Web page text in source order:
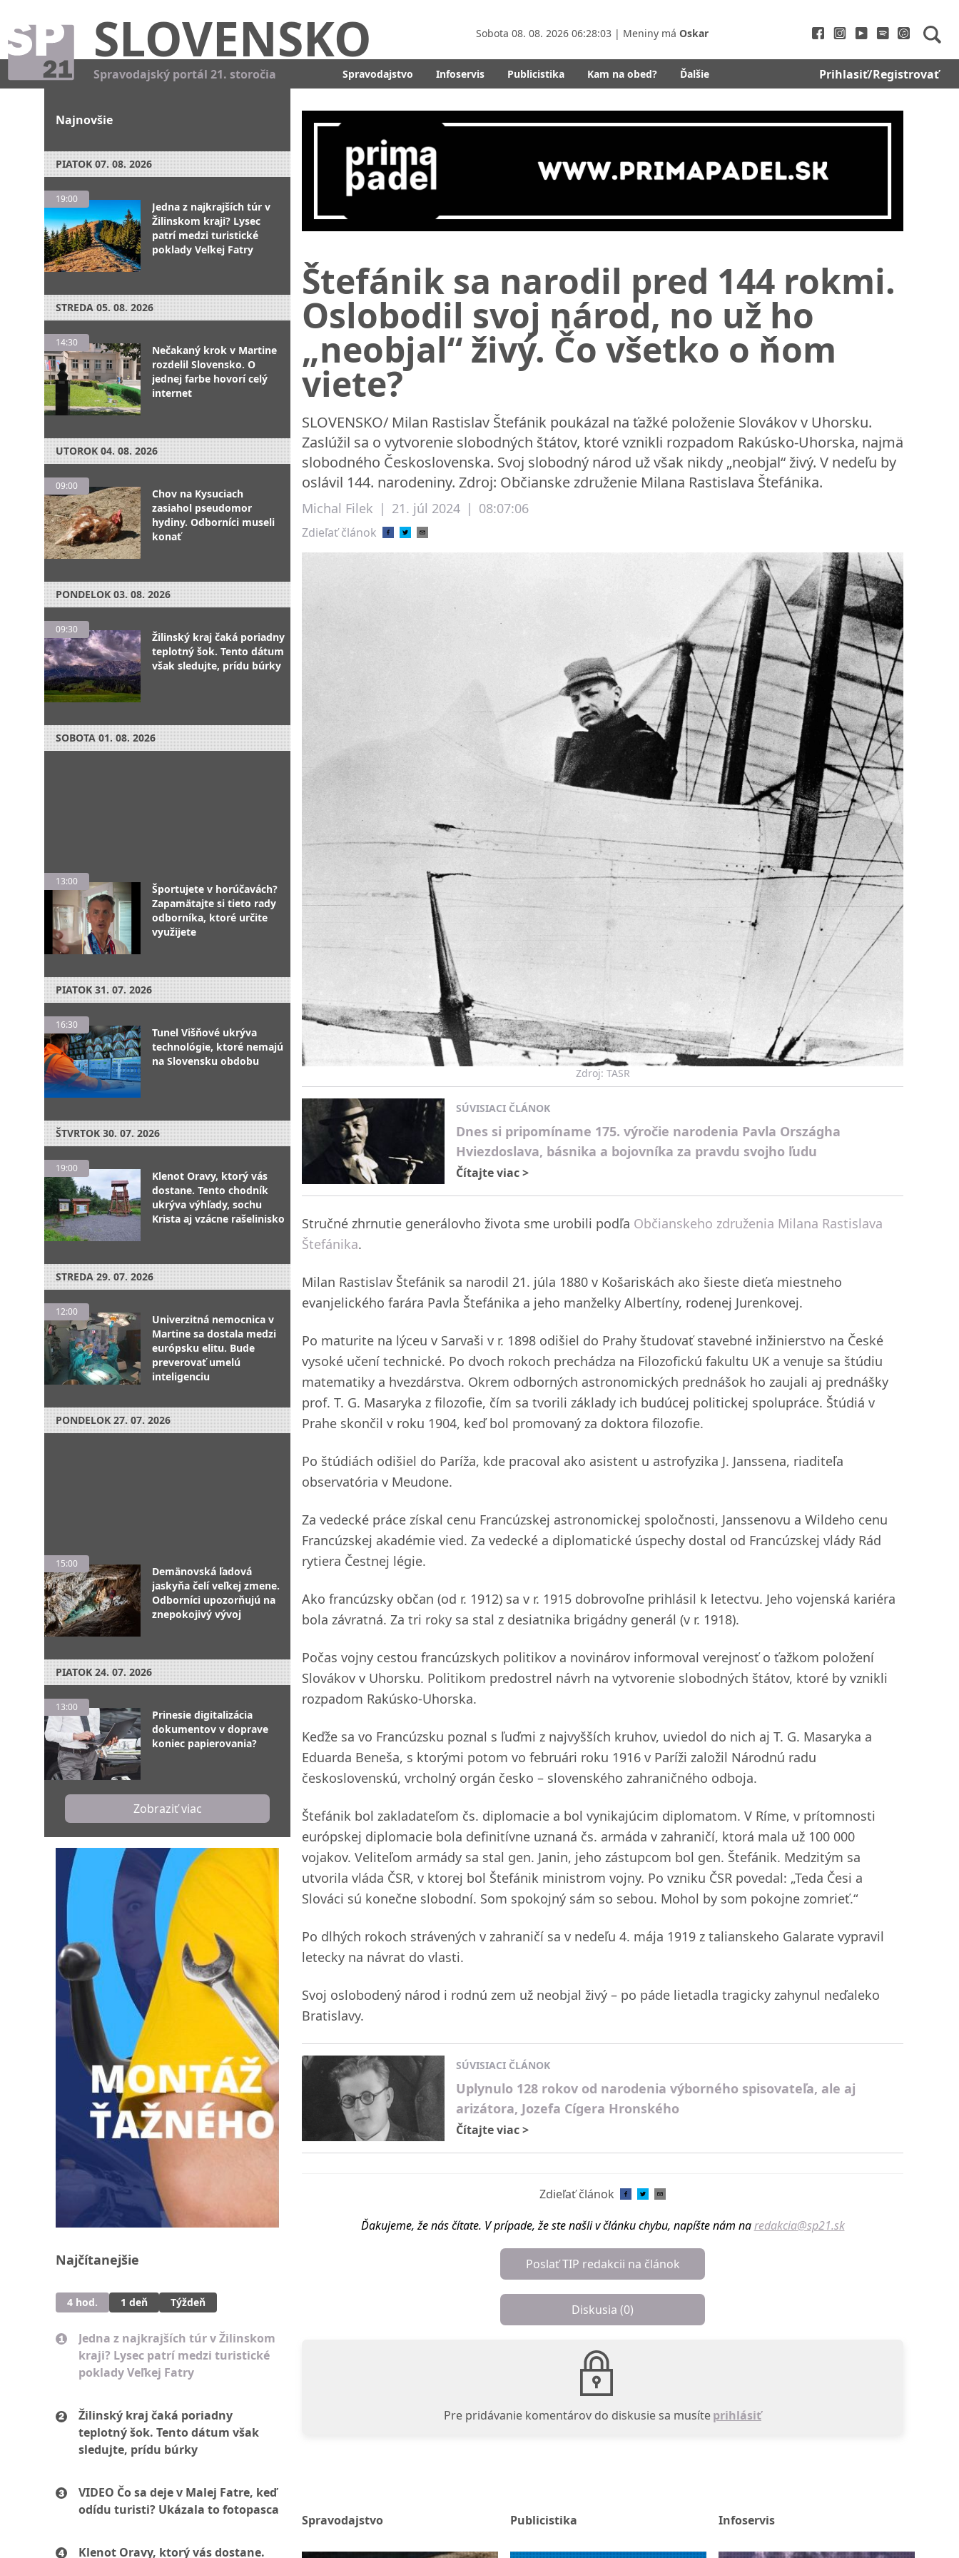
SLOVENSKO Sobota 08. 08. 2026 06:28:05 | Meniny má Oskar
Spravodajský portál 21. storočia Spravodajstvo Infoservis Publicistika Kam na obed? Ďalšie Prihlasiť/Registrovať
Najnovšie
PIATOK 07. 08. 2026
19:00
Jedna z najkrajších túr v
Žilinskom kraji? Lysec
patrí medzi turistické
poklady Veľkej Fatry
STREDA 05. 08. 2026
14:30
Nečakaný krok v Martine
rozdelil Slovensko. O
jednej farbe hovorí celý
internet
UTOROK 04. 08. 2026
09:00
Chov na Kysuciach
zasiahol pseudomor
hydiny. Odborníci museli
konať
PONDELOK 03. 08. 2026
09:30
Žilinský kraj čaká poriadny
teplotný šok. Tento dátum
však sledujte, prídu búrky
SOBOTA 01. 08. 2026
13:00
Športujete v horúčavách?
Zapamätajte si tieto rady
odborníka, ktoré určite
využijete
PIATOK 31. 07. 2026
16:30
Tunel Višňové ukrýva
technológie, ktoré nemajú
na Slovensku obdobu
ŠTVRTOK 30. 07. 2026
19:00
Klenot Oravy, ktorý vás
dostane. Tento chodník
ukrýva výhľady, sochu
Krista aj vzácne rašelinisko
STREDA 29. 07. 2026
12:00
Univerzitná nemocnica v
Martine sa dostala medzi
európsku elitu. Bude
preverovať umelú
inteligenciu
PONDELOK 27. 07. 2026
15:00
Demänovská ľadová
jaskyňa čelí veľkej zmene.
Odborníci upozorňujú na
znepokojivý vývoj
PIATOK 24. 07. 2026
13:00
Prinesie digitalizácia
dokumentov v doprave
koniec papierovania?
Zobraziť viac
Najčítanejšie
4 hod. 1 deň Týždeň
Jedna z najkrajších túr v Žilinskom
kraji? Lysec patrí medzi turistické
poklady Veľkej Fatry
Žilinský kraj čaká poriadny
teplotný šok. Tento dátum však
sledujte, prídu búrky
VIDEO Čo sa deje v Malej Fatre, keď
odídu turisti? Ukázala to fotopasca
Klenot Oravy, ktorý vás dostane.
Štefánik sa narodil pred 144 rokmi.
Oslobodil svoj národ, no už ho
„neobjal“ živý. Čo všetko o ňom
viete?
SLOVENSKO/ Milan Rastislav Štefánik poukázal na ťažké položenie Slovákov v Uhorsku.
Zaslúžil sa o vytvorenie slobodných štátov, ktoré vznikli rozpadom Rakúsko-Uhorska, najmä
slobodného Československa. Svoj slobodný národ už však nikdy „neobjal“ živý. V nedeľu by
oslávil 144. narodeniny. Zdroj: Občianske združenie Milana Rastislava Štefánika.
Michal Filek | 21. júl 2024 | 08:07:06
Zdieľať článok
Zdroj: TASR
SÚVISIACI ČLÁNOK
Dnes si pripomíname 175. výročie narodenia Pavla Országha
Hviezdoslava, básnika a bojovníka za pravdu svojho ľudu
Čítajte viac>
Stručné zhrnutie generálovho života sme urobili podľa Občianskeho združenia Milana Rastislava
Štefánika.
Milan Rastislav Štefánik sa narodil 21. júla 1880 v Košariskách ako šieste dieťa miestneho
evanjelického farára Pavla Štefánika a jeho manželky Albertíny, rodenej Jurenkovej.
Po maturite na lýceu v Sarvaši v r. 1898 odišiel do Prahy študovať stavebné inžinierstvo na České
vysoké učení technické. Po dvoch rokoch prechádza na Filozofickú fakultu UK a venuje sa štúdiu
matematiky a hvezdárstva. Okrem odborných astronomických prednášok ho zaujali aj prednášky
prof. T. G. Masaryka z filozofie, čím sa tvorili základy ich budúcej politickej spolupráce. Štúdiá v
Prahe skončil v roku 1904, keď bol promovaný za doktora filozofie.
Po štúdiách odišiel do Paríža, kde pracoval ako asistent u astrofyzika J. Janssena, riaditeľa
observatória v Meudone.
Za vedecké práce získal cenu Francúzskej astronomickej spoločnosti, Janssenovu a Wildeho cenu
Francúzskej akadémie vied. Za vedecké a diplomatické úspechy dostal od Francúzskej vlády Rád
rytiera Čestnej légie.
Ako francúzsky občan (od r. 1912) sa v r. 1915 dobrovoľne prihlásil k letectvu. Jeho vojenská kariéra
bola závratná. Za tri roky sa stal z desiatnika brigádny generál (v r. 1918).
Počas vojny cestou francúzskych politikov a novinárov informoval verejnosť o ťažkom položení
Slovákov v Uhorsku. Politikom predostrel návrh na vytvorenie slobodných štátov, ktoré by vznikli
rozpadom Rakúsko-Uhorska.
Keďže sa vo Francúzsku poznal s ľuďmi z najvyšších kruhov, uviedol do nich aj T. G. Masaryka a
Eduarda Beneša, s ktorými potom vo februári roku 1916 v Paríži založil Národnú radu
československú, vrcholný orgán česko – slovenského zahraničného odboja.
Štefánik bol zakladateľom čs. diplomacie a bol vynikajúcim diplomatom. V Ríme, v prítomnosti
európskej diplomacie bola definitívne uznaná čs. armáda v zahraničí, ktorá mala už 100 000
vojakov. Veliteľom armády sa stal gen. Janin, jeho zástupcom bol gen. Štefánik. Medzitým sa
utvorila vláda ČSR, v ktorej bol Štefánik ministrom vojny. Po vzniku ČSR povedal: „Teda Česi a
Slováci sú konečne slobodní. Som spokojný sám so sebou. Mohol by som pokojne zomrieť.“
Po dlhých rokoch strávených v zahraničí sa v nedeľu 4. mája 1919 z talianskeho Galarate vypravil
letecky na návrat do vlasti.
Svoj oslobodený národ i rodnú zem už neobjal živý – po páde lietadla tragicky zahynul neďaleko
Bratislavy.
SÚVISIACI ČLÁNOK
Uplynulo 128 rokov od narodenia výborného spisovateľa, ale aj
arizátora, Jozefa Cígera Hronského
Čítajte viac>
Zdieľať článok
Ďakujeme, že nás čítate. V prípade, že ste našli v článku chybu, napíšte nám na redakcia@sp21.sk
Poslať TIP redakcii na článok
Diskusia (0)
Pre pridávanie komentárov do diskusie sa musíteprihlásiť
Spravodajstvo Publicistika Infoservis